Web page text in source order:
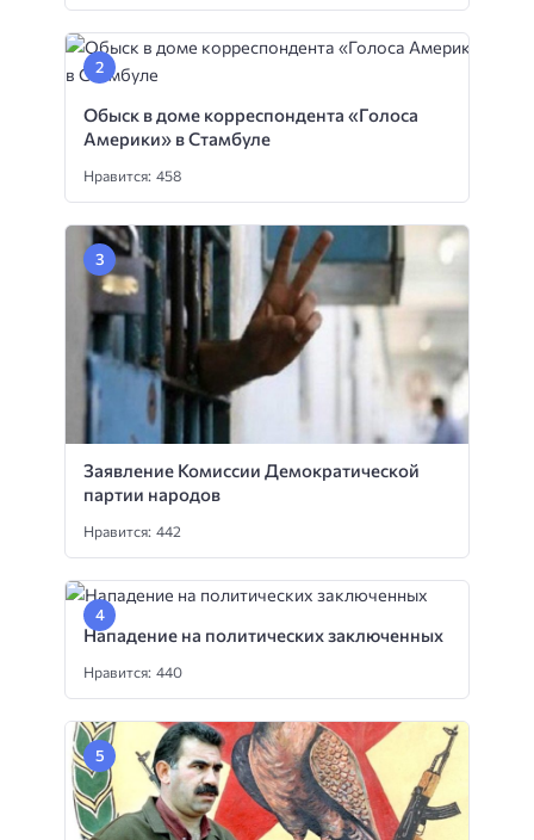
Обыск в доме корреспондента «Голоса
Америки» в Стамбуле
Нравится: 458
Заявление Комиссии Демократической
партии народов
Нравится: 442
Нападение на политических заключенных
Нравится: 440